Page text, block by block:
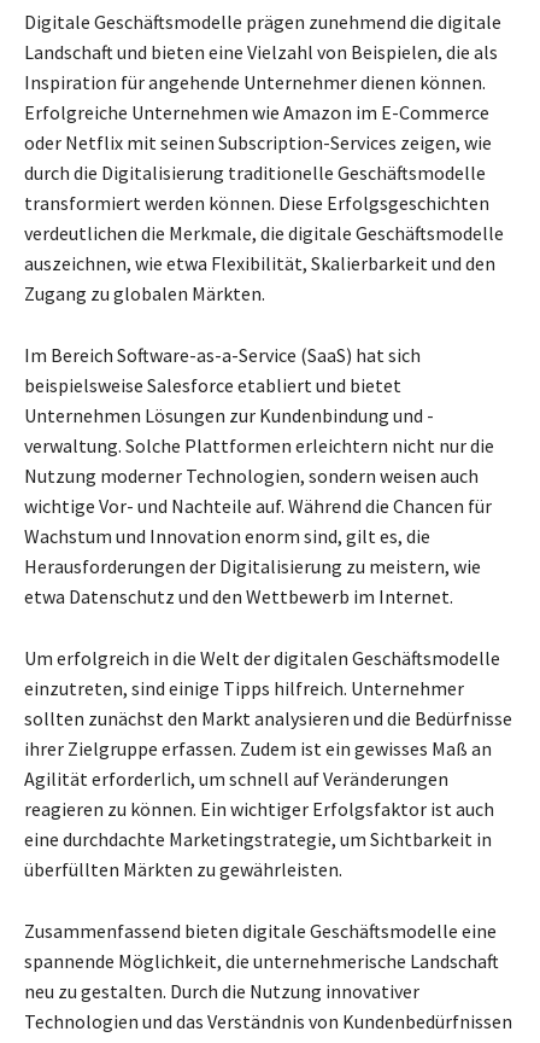
Digitale Geschäftsmodelle prägen zunehmend die digitale
Landschaft und bieten eine Vielzahl von Beispielen, die als
Inspiration für angehende Unternehmer dienen können.
Erfolgreiche Unternehmen wie Amazon im E-Commerce
oder Netflix mit seinen Subscription-Services zeigen, wie
durch die Digitalisierung traditionelle Geschäftsmodelle
transformiert werden können. Diese Erfolgsgeschichten
verdeutlichen die Merkmale, die digitale Geschäftsmodelle
auszeichnen, wie etwa Flexibilität, Skalierbarkeit und den
Zugang zu globalen Märkten.
Im Bereich Software-as-a-Service (SaaS) hat sich
beispielsweise Salesforce etabliert und bietet
Unternehmen Lösungen zur Kundenbindung und -
verwaltung. Solche Plattformen erleichtern nicht nur die
Nutzung moderner Technologien, sondern weisen auch
wichtige Vor- und Nachteile auf. Während die Chancen für
Wachstum und Innovation enorm sind, gilt es, die
Herausforderungen der Digitalisierung zu meistern, wie
etwa Datenschutz und den Wettbewerb im Internet.
Um erfolgreich in die Welt der digitalen Geschäftsmodelle
einzutreten, sind einige Tipps hilfreich. Unternehmer
sollten zunächst den Markt analysieren und die Bedürfnisse
ihrer Zielgruppe erfassen. Zudem ist ein gewisses Maß an
Agilität erforderlich, um schnell auf Veränderungen
reagieren zu können. Ein wichtiger Erfolgsfaktor ist auch
eine durchdachte Marketingstrategie, um Sichtbarkeit in
überfüllten Märkten zu gewährleisten.
Zusammenfassend bieten digitale Geschäftsmodelle eine
spannende Möglichkeit, die unternehmerische Landschaft
neu zu gestalten. Durch die Nutzung innovativer
Technologien und das Verständnis von Kundenbedürfnissen